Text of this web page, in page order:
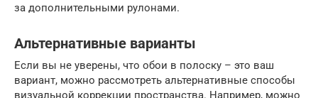
за дополнительными рулонами.
Альтернативные варианты
Если вы не уверены, что обои в полоску – это ваш
вариант, можно рассмотреть альтернативные способы
визуальной коррекции пространства. Например, можно